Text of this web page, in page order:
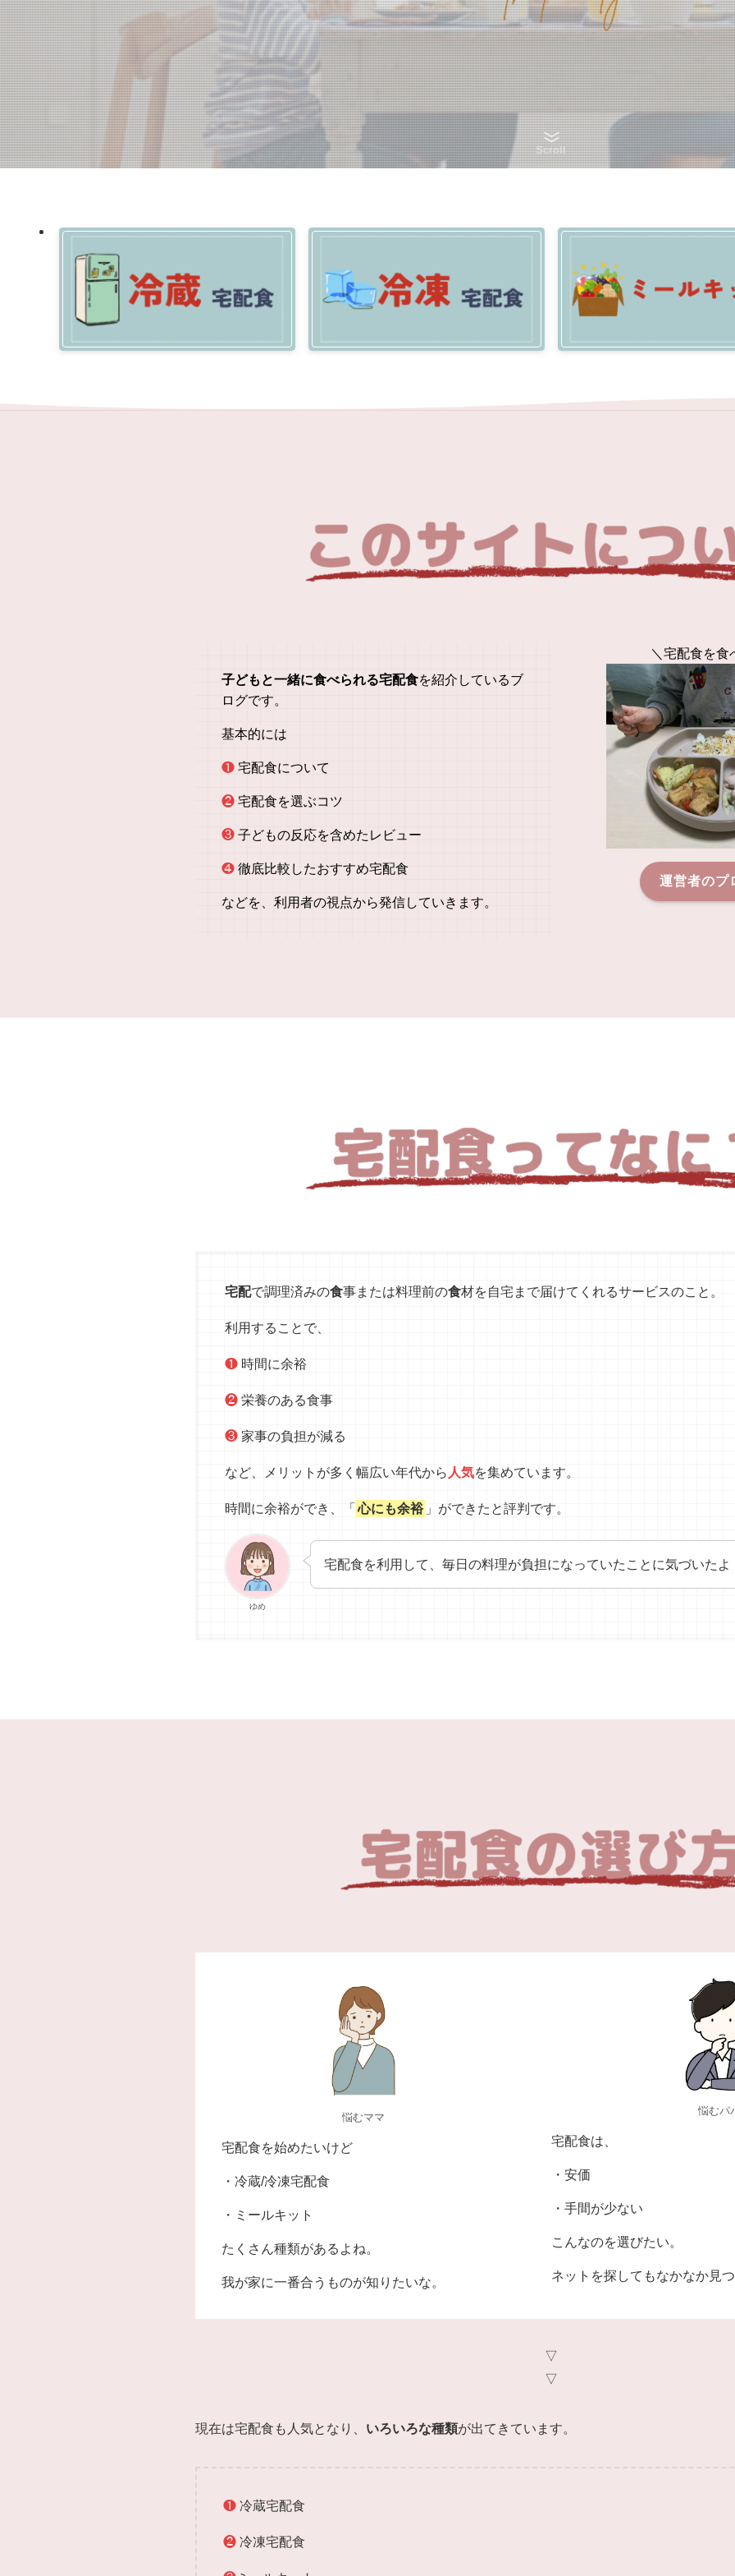
Scroll
子どもと一緒に食べられる宅配食を紹介しているブ
ログです。
基本的には
❶ 宅配食について
❷ 宅配食を選ぶコツ
❸ 子どもの反応を含めたレビュー
❹ 徹底比較したおすすめ宅配食
などを、利用者の視点から発信していきます。
＼宅配食を食
運営者のプ
宅配で調理済みの食事または料理前の食材を自宅まで届けてくれるサービスのこと。
利用することで、
❶ 時間に余裕
❷ 栄養のある食事
❸ 家事の負担が減る
など、メリットが多く幅広い年代から 人気を集めています。
時間に余裕ができ、「 心にも余裕 」ができたと評判です。
ゆめ
宅配食を利用して、毎日の料理が負担になっていたことに気づいたよ
悩むママ
宅配食を始めたいけど
・冷蔵/冷凍宅配食
・ミールキット
たくさん種類があるよね。
我が家に一番合うものが知りたいな。
悩むパ
宅配食は、
・安価
・手間が少ない
こんなのを選びたい。
ネットを探してもなかなか見
▽
▽
現在は宅配食も人気となり、 いろいろな種類が出てきています。
❶ 冷蔵宅配食
❷ 冷凍宅配食